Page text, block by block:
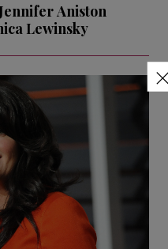
Aniston
Lewinsky